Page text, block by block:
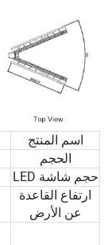
اسم المنتج
الحجم
حجم شاشة LED
ارتفاع القاعدة
عن الأرض